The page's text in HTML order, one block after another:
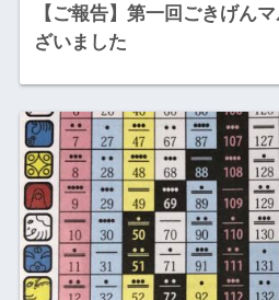
【ご報告】第一回ごきげん
ざいました